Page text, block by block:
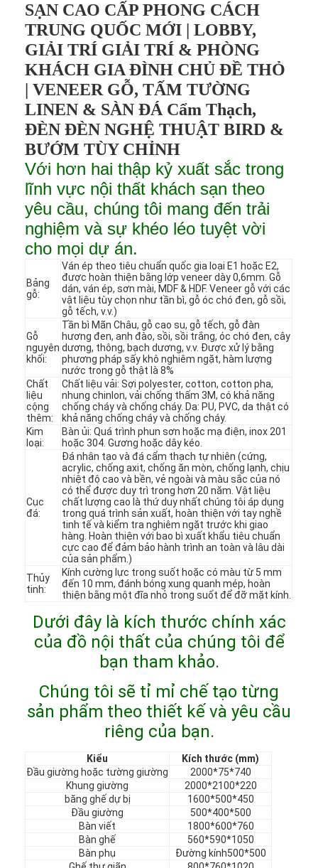
Trang chủ
Các sản phẩm
Video
Chương trình VR
Về chúng tôi
Tham quan nhà máy
Kiểm soát chất lượng
Liên hệ
Tin tức
Câu hỏi thường gặp
nói chuyện ngay.
SẠN CAO CẤP PHONG CÁCH
TRUNG QUỐC MỚI | LOBBY,
GIẢI TRÍ GIẢI TRÍ & PHÒNG
KHÁCH GIA ĐÌNH CHỦ ĐỀ THỎ
| VENEER GỖ, TẤM TƯỜNG
LINEN & SÀN ĐÁ Cẩm Thạch,
ĐÈN ĐÈN NGHỆ THUẬT BIRD &
BƯỚM TÙY CHỈNH
Với hơn hai thập kỷ xuất sắc trong
lĩnh vực nội thất khách sạn theo
yêu cầu, chúng tôi mang đến trải
nghiệm và sự khéo léo tuyệt vời
cho mọi dự án.
Bảng
gỗ:
Ván ép theo tiêu chuẩn quốc gia loại E1 hoặc E2,
được hoàn thiện bằng lớp veneer dày 0,6mm. Gỗ
dán, ván ép, sơn mài, MDF & HDF. Veneer gỗ với các
vật liệu tùy chọn như tần bì, gỗ óc chó đen, gỗ sồi,
gỗ tếch, v.v.)
Gỗ
nguyên
khối:
Tần bì Mãn Châu, gỗ cao su, gỗ tếch, gỗ đàn
hương đen, anh đào, sồi, sồi trắng, óc chó đen, cây
dương, thông, bạch dương, v.v. Được xử lý bằng
phương pháp sấy khô nghiêm ngặt, hàm lượng
nước trong gỗ thật là 8%
Chất
liệu
cộng
thêm:
Chất liệu vải: Sợi polyester, cotton, cotton pha,
nhung chinlon, vải chống thấm 3M, có khả năng
chống cháy và chống cháy. Da: PU, PVC, da thật có
khả năng chống cháy và chống cháy.
Kim
loại:
Bàn ủi: Quá trình phun sơn hoặc mạ điện, inox 201
hoặc 304. Gương hoặc dây kéo.
Cục
đá:
Đá nhân tạo và đá cẩm thạch tự nhiên (cứng,
acrylic, chống axit, chống ăn mòn, chống lạnh, chịu
nhiệt độ cao và bền, vẻ ngoài và màu sắc của nó
có thể được duy trì trong hơn 20 năm. Vật liệu
chất lượng cao là thứ duy nhất chúng tôi áp dụng
trong quá trình sản xuất, hoàn thiện với tay nghề
tinh tế và kiểm tra nghiêm ngặt trước khi giao
hàng. Hoàn thiện với bao bì xuất khẩu tiêu chuẩn
cực cao để đảm bảo hành trình an toàn và lâu dài
của sản phẩm.)
Thủy
tinh:
Kính cường lực trong suốt hoặc có màu từ 5 mm
đến 10 mm, đánh bóng xung quanh mép, hoàn
thiện bằng một đĩa nhỏ trong suốt để đỡ mặt kính.
Dưới đây là kích thước chính xác
của đồ nội thất của chúng tôi để
bạn tham khảo.
Chúng tôi sẽ tỉ mỉ chế tạo từng
sản phẩm theo thiết kế và yêu cầu
riêng của bạn.
Kiểu
Kích thước (mm)
Đầu giường hoặc tường giường
2000*75*740
Khung giường
2000*2100*220
băng ghế dự bị
1600*500*450
Đầu giường
500*400*500
Bàn viết
1800*600*760
Bàn ghế
560*590*1050
Bàn phụ
Đường kính500*500